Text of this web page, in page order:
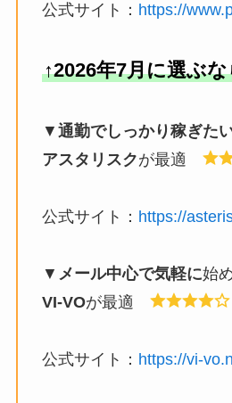
公式サイト： https://
↑2026年7月に選ぶ
▼ 通勤でしっかり稼ぎた
アスタリスクが最適
公式サイト： https://
▼ メール中心で気軽に始
VI-VOが最適
公式サイト： https://vi-